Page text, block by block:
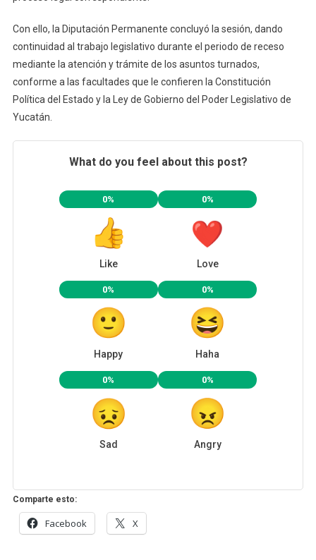
Con ello, la Diputación Permanente concluyó la sesión, dando
continuidad al trabajo legislativo durante el periodo de receso
mediante la atención y trámite de los asuntos turnados,
conforme a las facultades que le confieren la Constitución
Política del Estado y la Ley de Gobierno del Poder Legislativo de
Yucatán.
What do you feel about this post?
0%
Like
0%
Love
0%
Happy
0%
Haha
0%
Sad
0%
Angry
Comparte esto:
Facebook X